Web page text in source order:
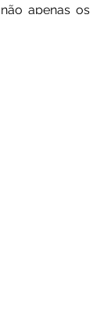
apenas os